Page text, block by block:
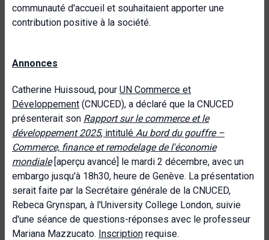
communauté d'accueil et souhaitaient apporter une
contribution positive à la société.
Annonces
Catherine Huissoud, pour UN Commerce et
Développement (CNUCED), a déclaré que la CNUCED
présenterait son Rapport sur le commerce et le
développement 2025, intitulé Au bord du gouffre –
Commerce, finance et remodelage de l'économie
mondiale[aperçu avancé] le mardi 2 décembre, avec un
embargo jusqu'à 18h30, heure de Genève. La présentation
serait faite par la Secrétaire générale de la CNUCED,
Rebeca Grynspan, à l'University College London, suivie
d'une séance de questions-réponses avec le professeur
Mariana Mazzucato. Inscription requise.